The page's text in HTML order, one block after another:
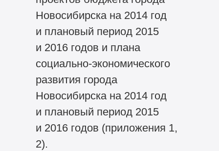
Новосибирска на 2014 год
и плановый период 2015
и 2016 годов и плана
социально-экономического
развития города
Новосибирска на 2014 год
и плановый период 2015
и 2016 годов (приложения 1,
2).